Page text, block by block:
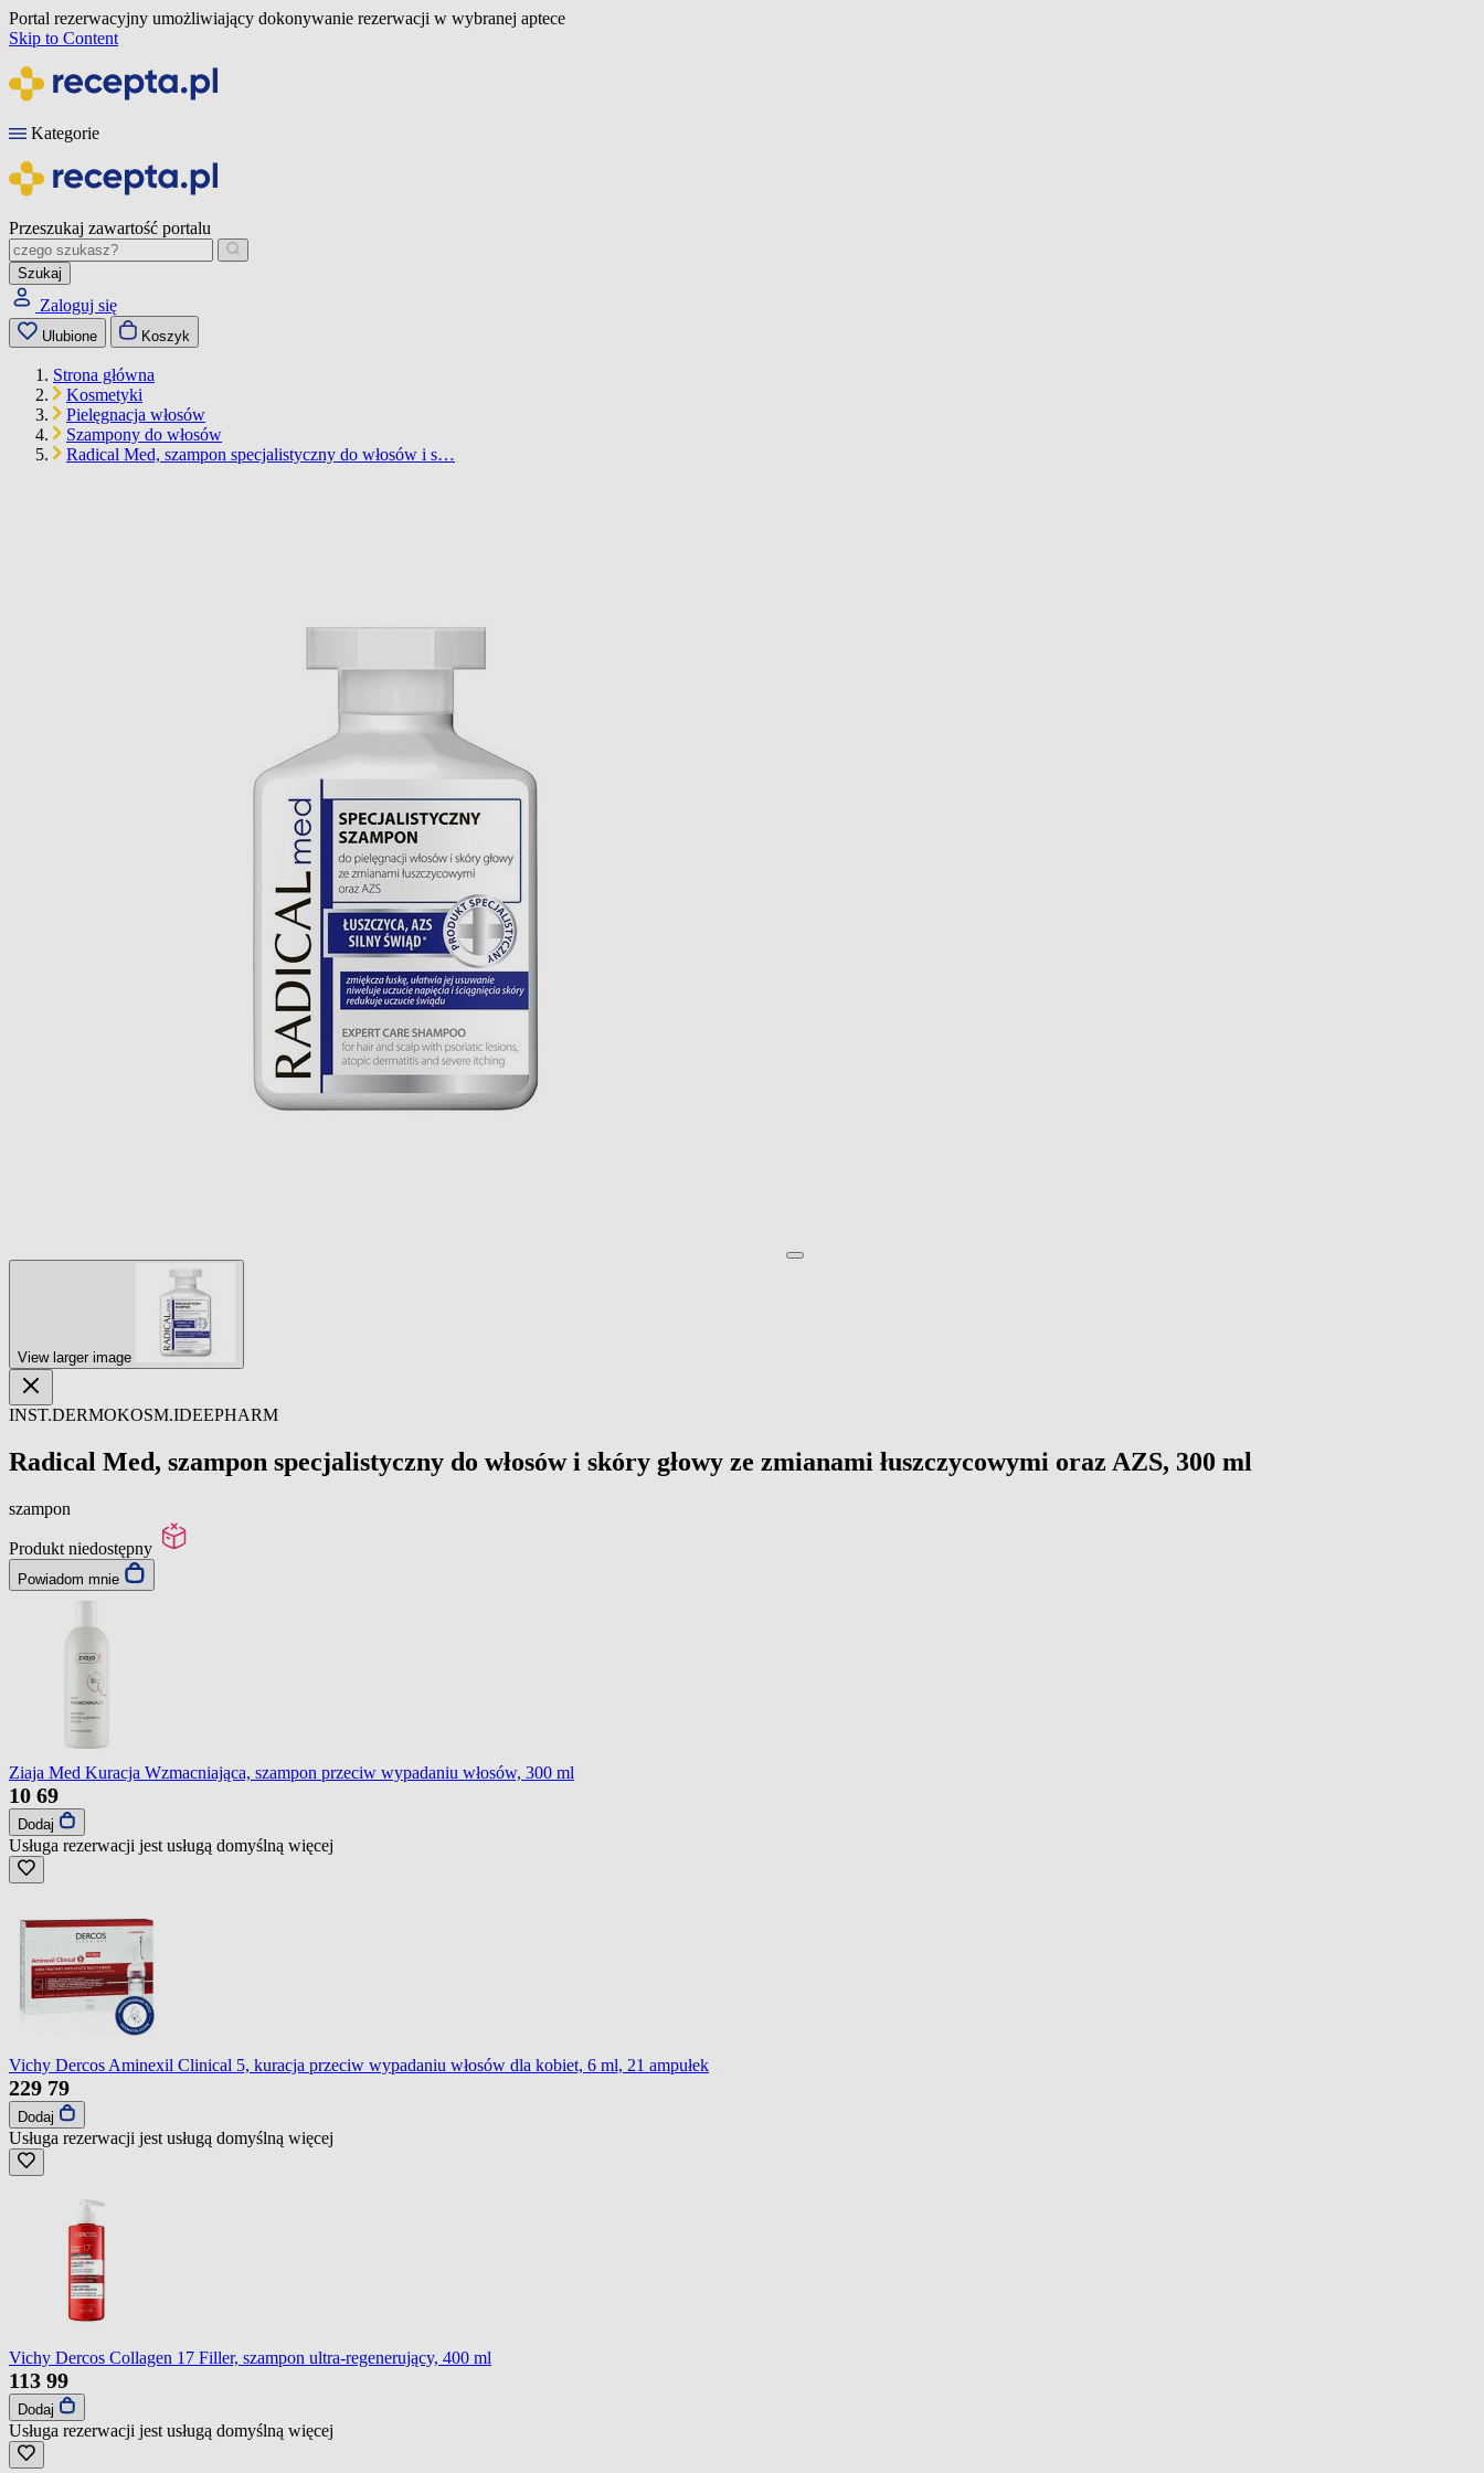
Portal rezerwacyjny umożliwiający dokonywanie rezerwacji w wybranej aptece
Skip to Content
Kategorie
Przeszukaj zawartość portalu
Szukaj
Zaloguj się
Ulubione Koszyk
Strona główna
Kosmetyki
Pielęgnacja włosów
Szampony do włosów
Radical Med, szampon specjalistyczny do włosów i s…
View larger image
INST.DERMOKOSM.IDEEPHARM
Radical Med, szampon specjalistyczny do włosów i skóry głowy ze zmianami łuszczycowymi oraz AZS, 300 ml
szampon
Produkt niedostępny
Powiadom mnie
Ziaja Med Kuracja Wzmacniająca, szampon przeciw wypadaniu włosów, 300 ml
10 69
Dodaj
Usługa rezerwacji jest usługą domyślną więcej
Vichy Dercos Aminexil Clinical 5, kuracja przeciw wypadaniu włosów dla kobiet, 6 ml, 21 ampułek
229 79
Dodaj
Usługa rezerwacji jest usługą domyślną więcej
Vichy Dercos Collagen 17 Filler, szampon ultra-regenerujący, 400 ml
113 99
Dodaj
Usługa rezerwacji jest usługą domyślną więcej